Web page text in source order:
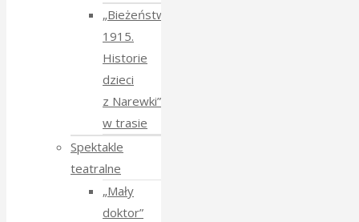
„Bieżeństwo
1915.
Historie
dzieci
z Narewki”
w trasie
Spektakle
teatralne
„Mały
doktor”